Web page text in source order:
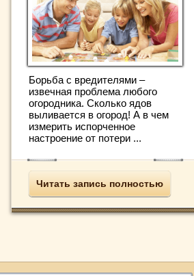
Борьба с вредителями –
извечная проблема любого
огородника. Сколько ядов
выливается в огород! А в чем
измерить испорченное
настроение от потери ...
Читать запись полностью